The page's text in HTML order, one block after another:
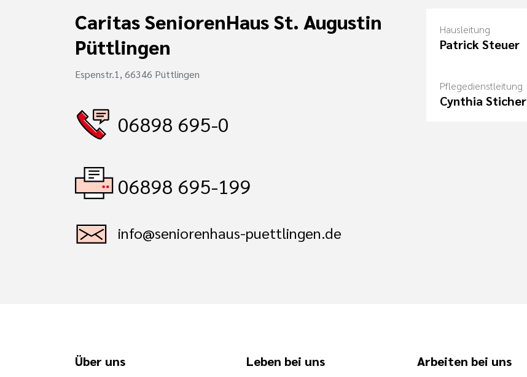
Caritas SeniorenHaus St. Augustin
Püttlingen
Espenstr.1, 66346 Püttlingen
06898 695-0
06898 695-199
info@seniorenhaus-puettlingen.de
Hausleitung
Patrick Steuer
Pflegedienstleitung
Cynthia Sticher
Über uns Leben bei uns Arbeiten bei uns